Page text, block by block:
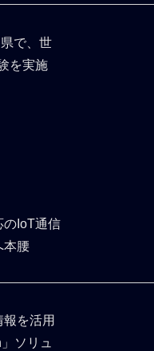
で、世
を実施
のIoT通信
本腰
を活用
ソリュ